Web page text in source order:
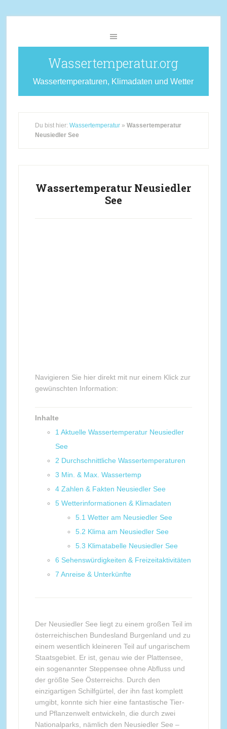
Wassertemperatur.org
Wassertemperaturen, Klimadaten und Wetter
Du bist hier: Wassertemperatur» Wassertemperatur
Neusiedler See
Wassertemperatur Neusiedler
See
Navigieren Sie hier direkt mit nur einem Klick zur
gewünschten Information:
Inhalte
1 Aktuelle Wassertemperatur Neusiedler
See
2 Durchschnittliche Wassertemperaturen
3 Min. & Max. Wassertemp
4 Zahlen & Fakten Neusiedler See
5 Wetterinformationen & Klimadaten
5.1 Wetter am Neusiedler See
5.2 Klima am Neusiedler See
5.3 Klimatabelle Neusiedler See
6 Sehenswürdigkeiten & Freizeitaktivitäten
7 Anreise & Unterkünfte
Der Neusiedler See liegt zu einem großen Teil im
österreichischen Bundesland Burgenland und zu
einem wesentlich kleineren Teil auf ungarischem
Staatsgebiet. Er ist, genau wie der Plattensee,
ein sogenannter Steppensee ohne Abfluss und
der größte See Österreichs. Durch den
einzigartigen Schilfgürtel, der ihn fast komplett
umgibt, konnte sich hier eine fantastische Tier-
und Pflanzenwelt entwickeln, die durch zwei
Nationalparks, nämlich den Neusiedler See –